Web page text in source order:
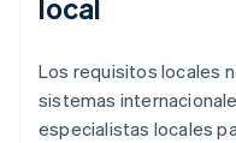
local
Los requisitos locales
sistemas
especialistas locales